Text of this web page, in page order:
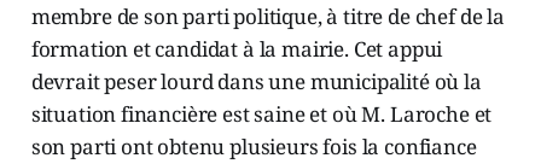
membre de son parti politique, à titre de chef de la
formation et candidat à la mairie. Cet appui
devrait peser lourd dans une municipalité où la
situation financière est saine et où M. Laroche et
son parti ont obtenu plusieurs fois la confiance